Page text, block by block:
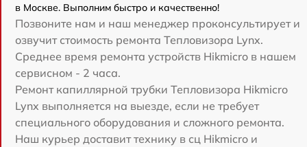
в Москве. Выполним быстро и качественно!
Позвоните нам и наш менеджер проконсультирует и
озвучит стоимость ремонта Тепловизора Lynx.
Среднее время ремонта устройств Hikmicro в нашем
сервисном - 2 часа.
Ремонт капиллярной трубки Тепловизора Hikmicro
Lynx выполняется на выезде, если не требует
специального оборудования и сложного ремонта.
Наш курьер доставит технику в сц Hikmicro и